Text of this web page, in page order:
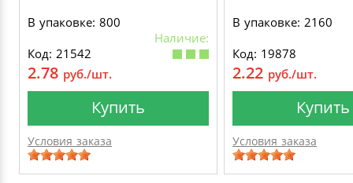
В упаковке: 800
Наличие:
Код: 21542
2.78 руб./шт.
Купить
Условия заказа
В упаковке: 2160
Код: 19878
2.22 руб./шт.
Купить
Условия заказа